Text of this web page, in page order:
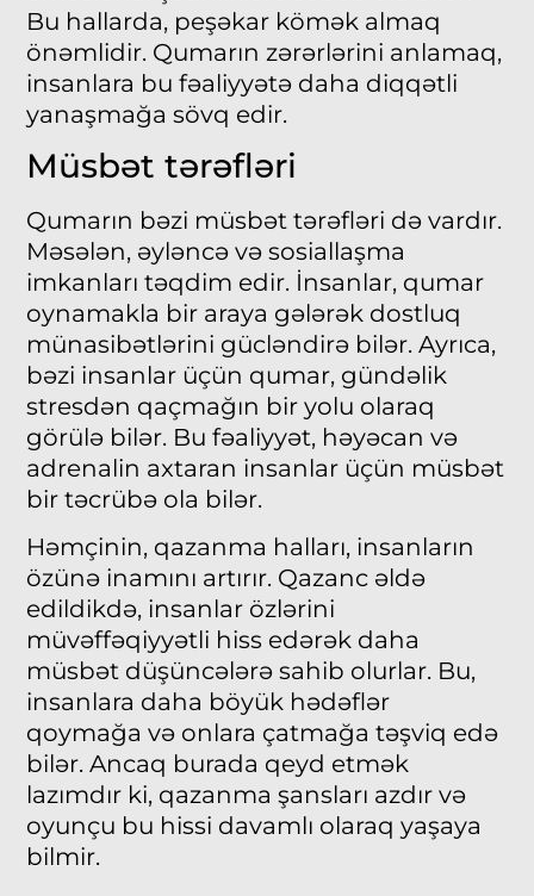
Bu hallarda, peşəkar kömək almaq
önəmlidir. Qumarın zərərlərini anlamaq,
insanlara bu fəaliyyətə daha diqqətli
yanaşmağa sövq edir.
Müsbət tərəfləri
Qumarın bəzi müsbət tərəfləri də vardır.
Məsələn, əyləncə və sosiallaşma
imkanları təqdim edir. İnsanlar, qumar
oynamakla bir araya gələrək dostluq
münasibətlərini gücləndirə bilər. Ayrıca,
bəzi insanlar üçün qumar, gündəlik
stresdən qaçmağın bir yolu olaraq
görülə bilər. Bu fəaliyyət, həyəcan və
adrenalin axtaran insanlar üçün müsbət
bir təcrübə ola bilər.
Həmçinin, qazanma halları, insanların
özünə inamını artırır. Qazanc əldə
edildikdə, insanlar özlərini
müvəffəqiyyətli hiss edərək daha
müsbət düşüncələrə sahib olurlar. Bu,
insanlara daha böyük hədəflər
qoymağa və onlara çatmağa təşviq edə
bilər. Ancaq burada qeyd etmək
lazımdır ki, qazanma şansları azdır və
oyunçu bu hissi davamlı olaraq yaşaya
bilmir.